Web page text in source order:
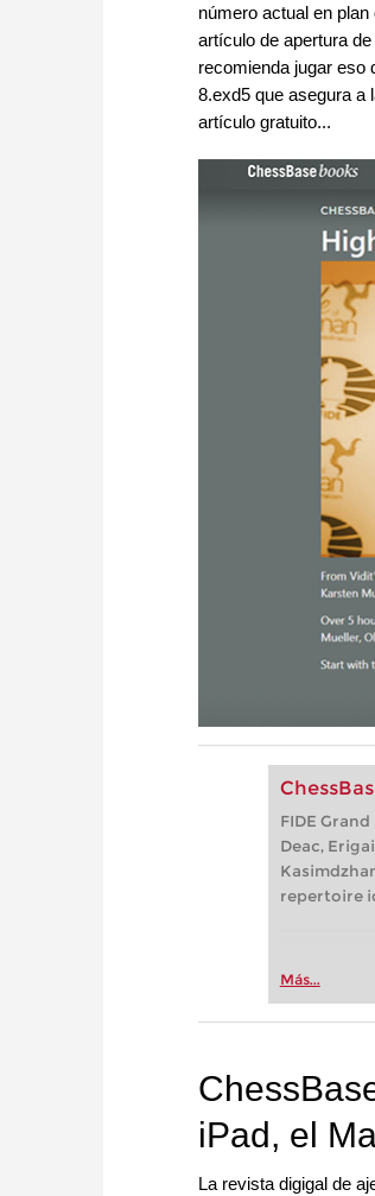
número actual en
artículo de apertura
recomienda jugar eso
8.exd5 que asegura a
artículo gratuito...
FIDE
Deac,
repertoire
Más...
iPad, el
La revista digigal de